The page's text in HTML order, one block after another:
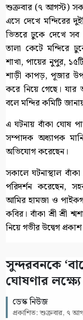
শুক্রবার (৭ আগস্ট)
এসে দেখে মন্দিরের
ভিতরে ঢুকে দেখে সব
তালা কেটে মন্দিরে
শাখা, পায়ের নুপুর,
শাড়ী কাপড়, পূজার
করে নিয়ে গেছে।
বলে মন্দির কমিটি
এ ঘটনায় বাঁকা ঘোষ
সম্পাদক অধ্যাপক
অভিযোগ করেছেন।
সকালে ঘটনাস্থাল বাঁকা
পরিদর্শন করেছেন,
আমির হামজা ও
কবির। বাঁকা শ্রী শ্রী
নিয়ে গভীর উদ্বেগ
সুন্দরবনকে
ঘোষণার
ডেস্ক নিউজ
প্রকাশিত: শুক্রবার, ৭